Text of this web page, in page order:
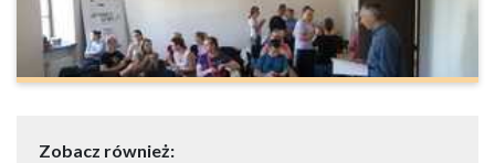
Zobacz również: